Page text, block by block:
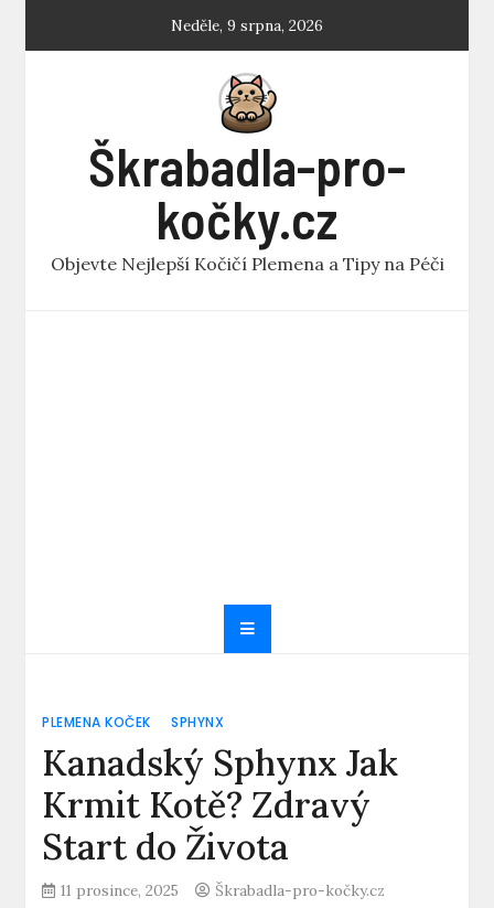
Neděle, 9 srpna, 2026
Škrabadla-pro-
kočky.cz
Objevte Nejlepší Kočičí Plemena a Tipy na Péči
PLEMENA KOČEK SPHYNX
Kanadský Sphynx Jak
Krmit Kotě? Zdravý
Start do Života
11 prosince, 2025 Škrabadla-pro-kočky.cz